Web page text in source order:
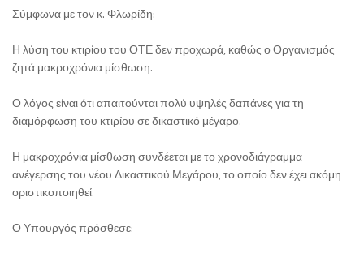
Σύμφωνα με τον κ. Φλωρίδη:
Η λύση του κτιρίου του ΟΤΕ δεν προχωρά, καθώς ο Οργανισμός
ζητά μακροχρόνια μίσθωση.
Ο λόγος είναι ότι απαιτούνται πολύ υψηλές δαπάνες για τη
διαμόρφωση του κτιρίου σε δικαστικό μέγαρο.
Η μακροχρόνια μίσθωση συνδέεται με το χρονοδιάγραμμα
ανέγερσης του νέου Δικαστικού Μεγάρου, το οποίο δεν έχει ακόμη
οριστικοποιηθεί.
Ο Υπουργός πρόσθεσε: